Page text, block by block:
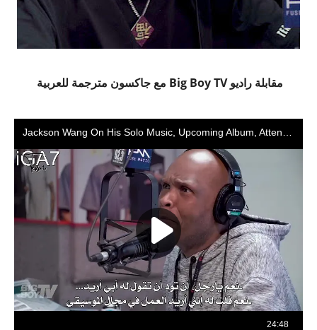
مقابلة راديو Big Boy TV مع جاكسون مترجمة للعربية